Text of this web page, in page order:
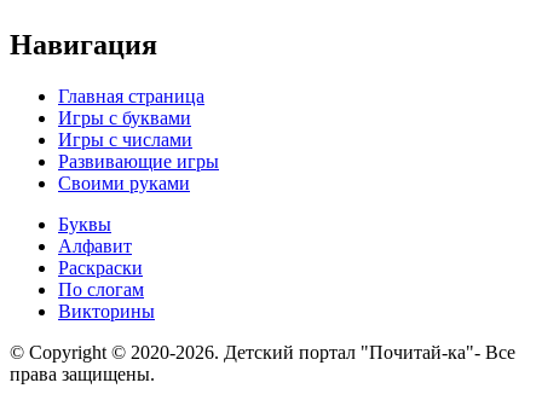
Навигация
Главная страница
Игры с буквами
Игры с числами
Развивающие игры
Своими руками
Буквы
Алфавит
Раскраски
По слогам
Викторины
© Copyright © 2020-2026. Детский портал "Почитай-ка"- Все
права защищены.